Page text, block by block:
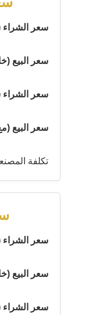
سعر الشراء
سعر البيع
سعر الشراء
سعر البيع (مع
تكلفة
سعر الشراء
سعر البيع
سعر الشراء